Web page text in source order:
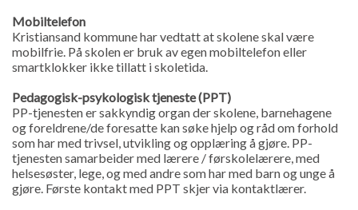
Mobiltelefon
Kristiansand kommune har vedtatt at skolene skal være
mobilfrie. På skolen er bruk av egen mobiltelefon eller
smartklokker ikke tillatt i skoletida.
Pedagogisk-psykologisk tjeneste (PPT)
PP-tjenesten er sakkyndig organ der skolene, barnehagene
og foreldrene/de foresatte kan søke hjelp og råd om forhold
som har med trivsel, utvikling og opplæring å gjøre. PP-
tjenesten samarbeider med lærere / førskolelærere, med
helsesøster, lege, og med andre som har med barn og unge å
gjøre. Første kontakt med PPT skjer via kontaktlærer.